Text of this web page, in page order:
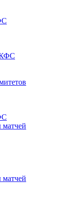
КФС
матчей
матчей